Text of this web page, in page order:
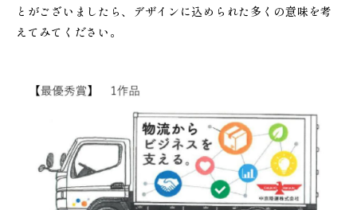
とがございましたら、デザインに込められた多くの意味を考
えてみてください。